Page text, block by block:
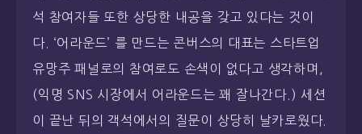
석 참여자들 또한 상당한 내공을 갖고 있다는 것이
다. ‘어라운드’ 를 만드는 콘버스의 대표는 스타트업
유망주 패널로의 참여로도 손색이 없다고 생각하며,
(익명 SNS 시장에서 어라운드는 꽤 잘나간다.) 세션
이 끝난 뒤의 객석에서의 질문이 상당히 날카로웠다.